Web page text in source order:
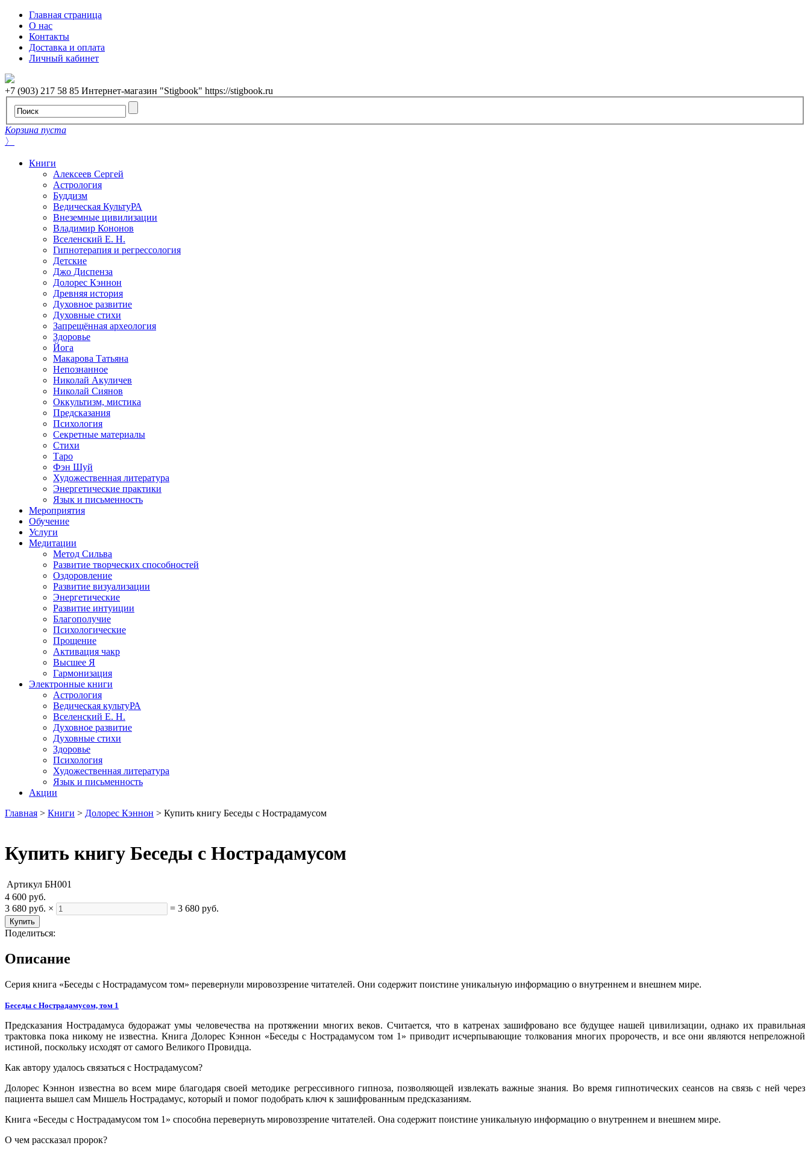
Главная страница
О нас
Контакты
Доставка и оплата
Личный кабинет
+7 (903) 217 58 85 Интернет-магазин "Stigbook" https://stigbook.ru
Корзина пуста
〉
Книги
Алексеев Сергей
Астрология
Буддизм
Ведическая КультуРА
Внеземные цивилизации
Владимир Кононов
Вселенский Е. Н.
Гипнотерапия и регрессология
Детские
Джо Диспенза
Долорес Кэннон
Древняя история
Духовное развитие
Духовные стихи
Запрещённая археология
Здоровье
Йога
Макарова Татьяна
Непознанное
Николай Акуличев
Николай Сиянов
Оккультизм, мистика
Предсказания
Психология
Секретные материалы
Стихи
Таро
Фэн Шуй
Художественная литература
Энергетические практики
Язык и письменность
Мероприятия
Обучение
Услуги
Медитации
Метод Сильва
Развитие творческих способностей
Оздоровление
Развитие визуализации
Энергетические
Развитие интуиции
Благополучие
Психологические
Прощение
Активация чакр
Высшее Я
Гармонизация
Электронные книги
Астрология
Ведическая культуРА
Вселенский Е. Н.
Духовное развитие
Духовные стихи
Здоровье
Психология
Художественная литература
Язык и письменность
Акции
Главная > Книги > Долорес Кэннон > Купить книгу Беседы с Нострадамусом
Купить книгу Беседы с Нострадамусом
Артикул БН001
4 600 руб.
3 680 руб. × = 3 680 руб.
Поделиться:
Описание
Серия книга «Беседы с Нострадамусом том» перевернули мировоззрение читателей. Они содержит поистине уникальную информацию о внутреннем и внешнем мире.
Беседы с Нострадамусом, том 1
Предсказания Нострадамуса будоражат умы человечества на протяжении многих веков. Считается, что в катренах зашифровано все будущее нашей цивилизации, однако их правильная
трактовка пока никому не известна. Книга Долорес Кэннон «Беседы с Нострадамусом том 1» приводит исчерпывающие толкования многих пророчеств, и все они являются непреложной
истиной, поскольку исходят от самого Великого Провидца.
Как автору удалось связаться с Нострадамусом?
Долорес Кэннон известна во всем мире благодаря своей методике регрессивного гипноза, позволяющей извлекать важные знания. Во время гипнотических сеансов на связь с ней через
пациента вышел сам Мишель Нострадамус, который и помог подобрать ключ к зашифрованным предсказаниям.
Книга «Беседы с Нострадамусом том 1» способна перевернуть мировоззрение читателей. Она содержит поистине уникальную информацию о внутреннем и внешнем мире.
О чем рассказал пророк?